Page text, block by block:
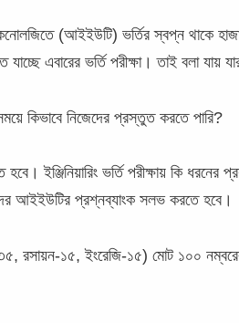
(আইইউটি) ভর্তির স্বপ্ন থাকে
এবারের ভর্তি পরীক্ষা। তাই বলা যায়
কিভাবে নিজেদের প্রস্তুত করতে পারি?
হবে। ইঞ্জিনিয়ারিং ভর্তি পরীক্ষায় কি
আইইউটির প্রশ্নব্যাংক সলভ করতে হবে।
৩৫, রসায়ন-১৫, ইংরেজি-১৫) মোট ১০০